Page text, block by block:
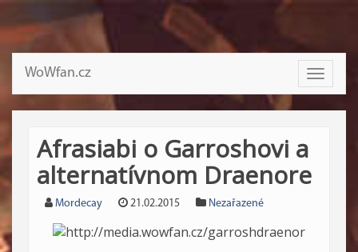
Toggle
WoWfan.cz
Afrasiabi o Garroshovi a
alternatívnom Draenore
Mordecay 21.02.2015 Nezařazené